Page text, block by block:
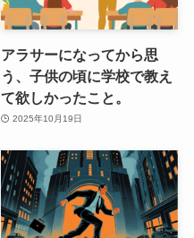
アラサーになってから思
う、子供の頃に学校で教え
て欲しかったこと。
2025年10月19日